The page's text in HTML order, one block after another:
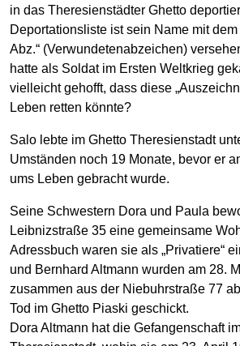
in das Theresienstädter Ghetto
Deportationsliste ist sein Name mit dem
Abz.“ (Verwundetenabzeichen)
hatte als Soldat im Ersten Weltkrieg
vielleicht gehofft, dass diese
Leben retten könnte?
Salo lebte im Ghetto Theresienstadt
Umständen noch 19 Monate, bevor er
ums Leben gebracht wurde.
Seine Schwestern Dora und Paula
Leibnizstraße 35 eine gemeinsame
Adressbuch waren sie als „Privatiere“
und Bernhard Altmann wurden am 28.
zusammen aus der Niebuhrstraße 77
Tod im Ghetto Piaski geschickt.
Dora Altmann hat die Gefangenschaft